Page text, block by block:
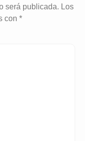
será publicada. Los
con *